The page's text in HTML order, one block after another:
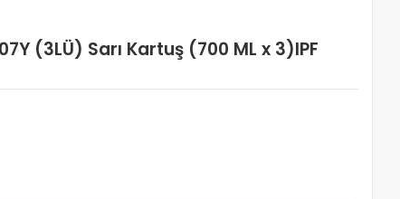
(3LÜ) Sarı Kartuş (700 ML x 3)IPF